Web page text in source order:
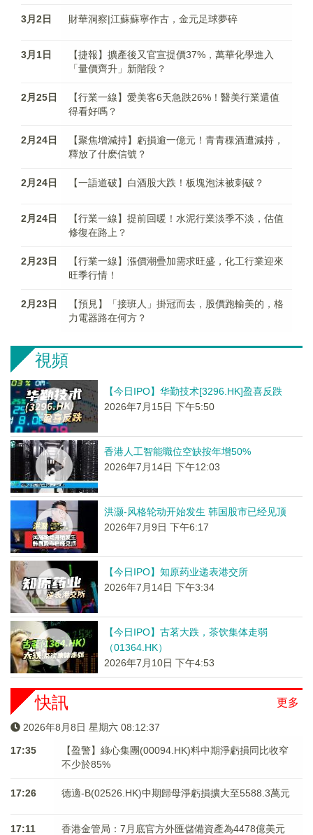
3月2日 財華洞察|江蘇蘇寧作古，金元足球夢碎
3月1日
【捷報】擴產後又官宣提價37%，萬華化學進入
「量價齊升」新階段？
2月25日
【行業一線】愛美客6天急跌26%！醫美行業還值
得看好嗎？
2月24日
【聚焦增減持】虧損逾一億元！青青稞酒遭減持，
釋放了什麽信號？
2月24日 【一語道破】白酒股大跌！板塊泡沫被刺破？
2月24日
【行業一線】提前回暖！水泥行業淡季不淡，估值
修復在路上？
2月23日
【行業一線】漲價潮疊加需求旺盛，化工行業迎來
旺季行情！
2月23日
【預見】「接班人」掛冠而去，股價跑輸美的，格
力電器路在何方？
視頻
【今日IPO】华勤技术[3296.HK]盈喜反跌
2026年7月15日 下午5:50
香港人工智能職位空缺按年增50%
2026年7月14日 下午12:03
洪灏-风格轮动开始发生 韩国股市已经见顶
2026年7月9日 下午6:17
【今日IPO】知原药业递表港交所
2026年7月14日 下午3:34
【今日IPO】古茗大跌，茶饮集体走弱
（01364.HK）
2026年7月10日 下午4:53
更多
快訊
2026年8月8日 星期六 08:12:38
17:35
【盈警】綠心集團(00094.HK)料中期淨虧損同比收窄
不少於85%
17:26 德適-B(02526.HK)中期歸母淨虧損擴大至5588.3萬元
17:11 香港金管局：7月底官方外匯儲備資產為4478億美元